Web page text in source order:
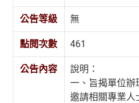
公告等級 無
點閱次數 461
公告內容
說明：
一、旨揭單位辦
邀請相關專業人